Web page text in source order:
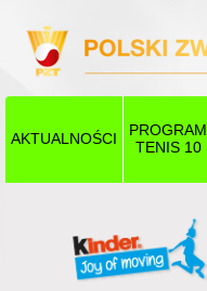
AKTUALNOŚCI
PROGRAM
TENIS 10